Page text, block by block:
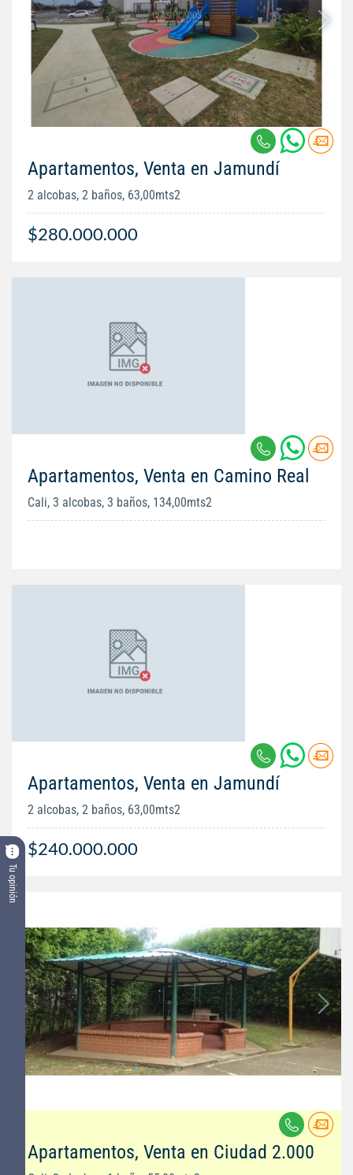
Tu opinión
Apartamentos, Venta en Jamundí
2 alcobas, 2 baños, 63,00mts2
$280.000.000
Apartamentos, Venta en Camino Real
Cali, 3 alcobas, 3 baños, 134,00mts2
Apartamentos, Venta en Jamundí
2 alcobas, 2 baños, 63,00mts2
$240.000.000
Apartamentos, Venta en Ciudad 2.000